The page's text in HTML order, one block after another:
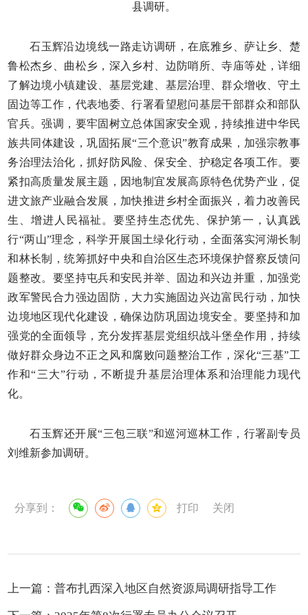
县调研。
石玉辉沿边境线一路走访调研，在底雅乡、萨让乡、楚
鲁松杰乡、曲松乡，深入乡村、边防哨所、寺庙等处，详细
了解边境小镇建设、基层党建、基层治理、群众增收、守土
固边等工作，代表地委、行署看望慰问基层干部群众和部队
官兵。强调，要牢固树立总体国家安全观，持续推进中华民
族共同体建设，巩固拓展“三个意识”教育成果，加强宗教事
务治理法治化，抓好防风险、保安全、护稳定各项工作。要
紧扣高质量发展主题，因地制宜发展高原特色优势产业，促
进文旅产业融合发展，加快推进乡村全面振兴，着力改善民
生、增进人民福祉。要坚持生态优先、保护第一，认真践
行“两山”理念，科学开展国土绿化行动，全面落实河湖长制
和林长制，统筹抓好中央和自治区生态环境保护督察反馈问
题整改。要坚持屯兵和安民并举、固边和兴边并重，加强党
政军警民合力强边固防，大力实施固边兴边富民行动，加快
边境地区现代化建设，确保边防巩固边境安全。要坚持和加
强党的全面领导，充分发挥基层党组织战斗堡垒作用，持续
做好群众身边不正之风和腐败问题整治工作，深化“三基”工
作和“三大”行动，不断提升基层治理体系和治理能力现代
化。
石玉辉还开展“三包三联”和巡河巡林工作，行署副专员
刘维新参加调研。
分享到： 打印 关闭
上一篇：普布扎西深入地区自然资源局调研指导工作